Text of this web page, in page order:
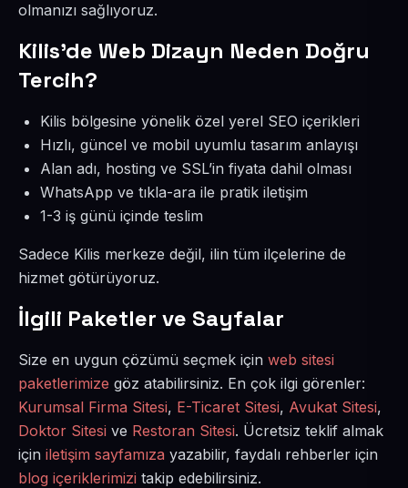
olmanızı sağlıyoruz.
Kilis’de Web Dizayn Neden Doğru
Tercih?
Kilis bölgesine yönelik özel yerel SEO içerikleri
Hızlı, güncel ve mobil uyumlu tasarım anlayışı
Alan adı, hosting ve SSL’in fiyata dahil olması
WhatsApp ve tıkla-ara ile pratik iletişim
1-3 iş günü içinde teslim
Sadece Kilis merkeze değil, ilin tüm ilçelerine de
hizmet götürüyoruz.
İlgili Paketler ve Sayfalar
Size en uygun çözümü seçmek için web sitesi
paketlerimize göz atabilirsiniz. En çok ilgi görenler:
Kurumsal Firma Sitesi, E-Ticaret Sitesi, Avukat Sitesi,
Doktor Sitesi ve Restoran Sitesi. Ücretsiz teklif almak
için iletişim sayfamıza yazabilir, faydalı rehberler için
blog içeriklerimizi takip edebilirsiniz.